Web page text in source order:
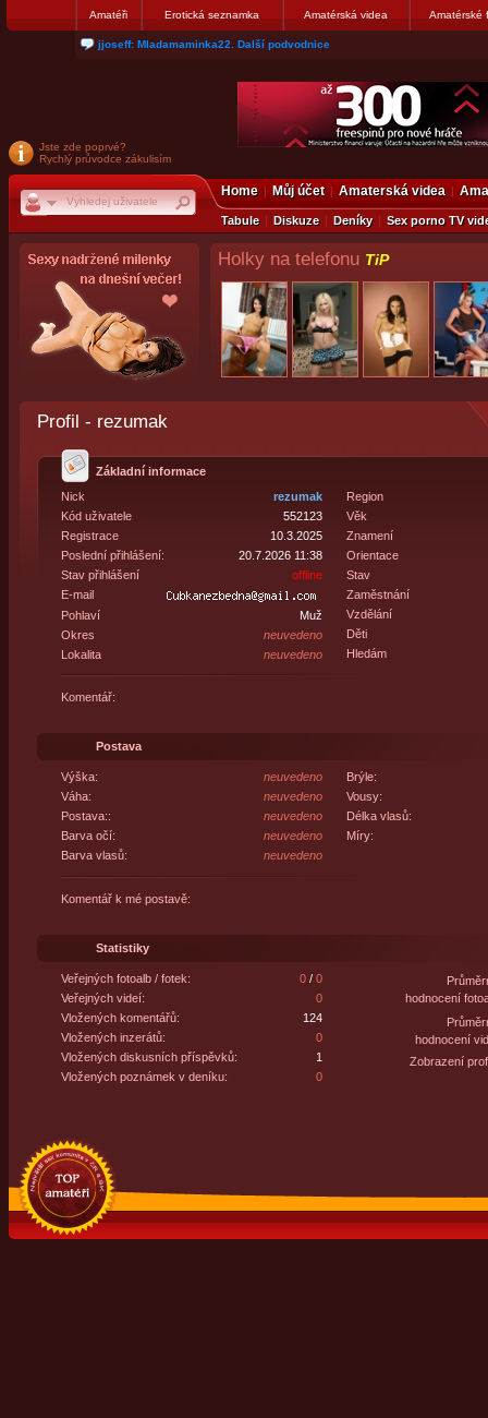
Amatéři Erotická seznamka Amatérská videa Amatérské
jjoseff: Mladamaminka22. Další podvodnice
Jste zde poprvé?
Rychlý průvodce zákulisím
Home Můj účet Amaterská videa
Tabule Diskuze Deníky Sex porno TV
Holky na telefonu TiP
Profil - rezumak
Základní informace
Nick
rezumak
Kód uživatele
552123
Registrace
10.3.2025
Poslední přihlášení:
20.7.2026 11:38
Stav přihlášení
offline
E-mail
Pohlaví
Muž
Okres
neuvedeno
Lokalita
neuvedeno
Region
Věk
Znamení
Orientace
Stav
Zaměstnání
Vzdělání
Děti
Hledám
Komentář:
Postava
Výška:
neuvedeno
Váha:
neuvedeno
Postava::
neuvedeno
Barva očí:
neuvedeno
Barva vlasů:
neuvedeno
Brýle:
Vousy:
Délka vlasů:
Míry:
Komentář k mé postavě:
Statistiky
Veřejných fotoalb / fotek: 0/ 0
Veřejných videí:
0
Vložených komentářů:
124
Vložených inzerátů:
0
Vložených diskusních příspěvků:
1
Vložených poznámek v deníku:
0
hodnocení
hodnocení
Zobrazení